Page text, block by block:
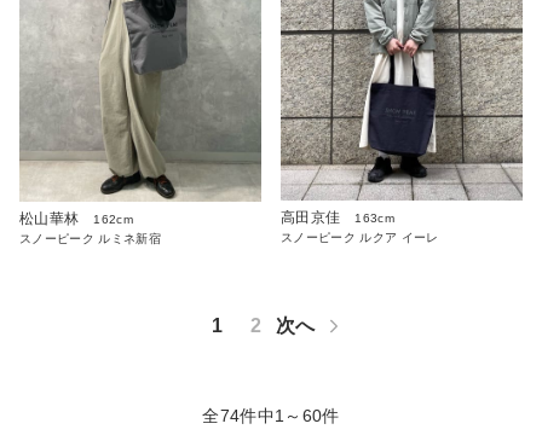
松山華林
162cm
スノーピーク ルミネ新宿
高田京佳
163cm
スノーピーク ルクア イーレ
1 2 次へ
全74件中1～60件